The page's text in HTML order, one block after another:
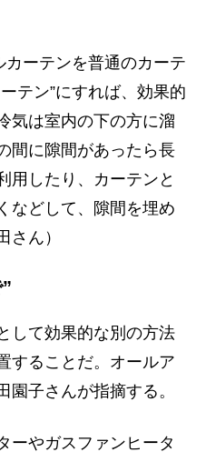
カーテンを普通のカーテ
テン”にすれば、効果的
気は室内の下の方に溜
間に隙間があったら長
用したり、カーテンと
などして、隙間を埋め
さん）
して効果的な別の方法
することだ。オールア
園子さんが指摘する。
ーやガスファンヒータ